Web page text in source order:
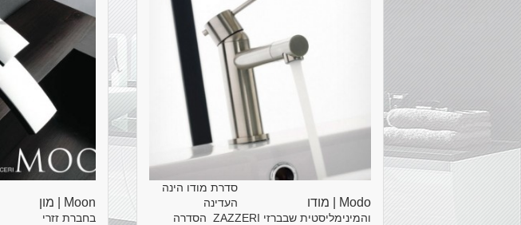
Moon | מון
בחברת זזרי
Modo | מודו
סדרת מודו הינה
העדינה
והמינימליסטית שבברזי ZAZZERI הסדרה